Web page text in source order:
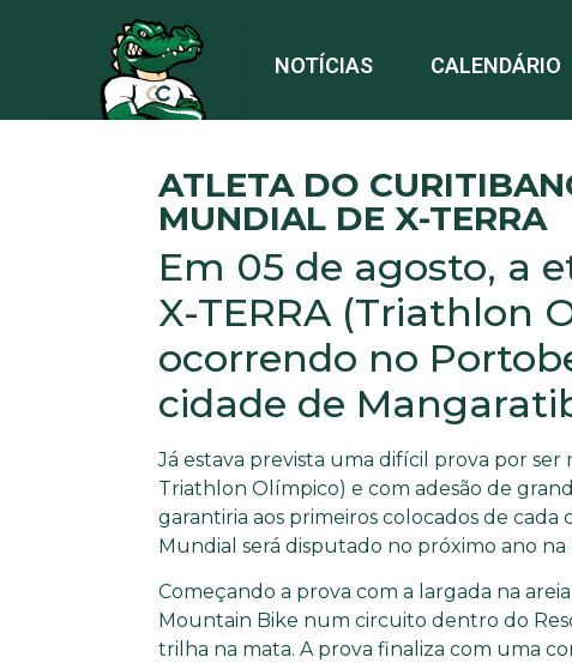
NOTÍCIAS CALENDÁRIO
ATLETA DO
MUNDIAL DE X-TERRA
Em 05 de agosto, a
X-TERRA (Triathlon
ocorrendo no
cidade de
Já estava prevista uma difícil prova por
Triathlon Olímpico) e com adesão de
garantiria aos primeiros colocados de cada
Mundial será disputado no próximo ano na
Começando a prova com a largada na
Mountain Bike num circuito dentro do
trilha na mata. A prova finaliza com uma